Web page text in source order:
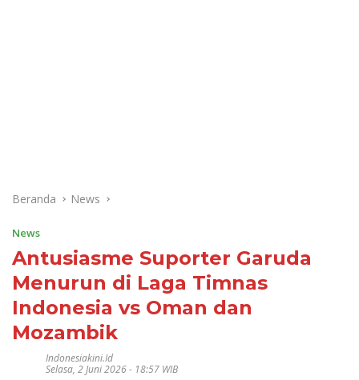
Beranda News
News
Antusiasme Suporter Garuda
Menurun di Laga Timnas
Indonesia vs Oman dan
Mozambik
Indonesiakini.id
Selasa, 2 Juni 2026 - 18:57 WIB